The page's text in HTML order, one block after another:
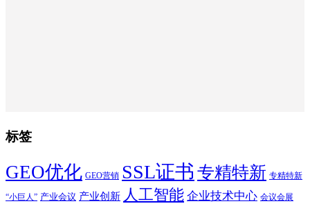
标签
GEO优化 GEO营销 SSL证书 专精特新 专精特新
“小巨人” 产业会议 产业创新 人工智能 企业技术中心 会议会展